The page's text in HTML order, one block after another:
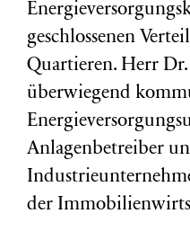
geschlossenen
Quartieren. Herr
überwiegend
Anlagenbetreiber
der